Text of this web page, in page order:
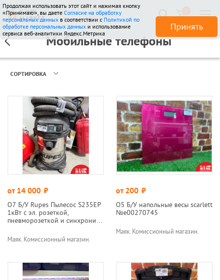
510 отзывов
Продолжая использовать этот сайт и нажимая кнопку
«Принимаю», вы даете Согласие на обработку
персональных данных в соответствии с Политикой по
обработке персональных данных и использование
сервиса веб-аналитики Яндекс.Метрика
Принять
Мобильные телефоны
СОРТИРОВКА
от 14 000 руб.
О7 Б/У Rupes Пылесос S235EP
1кВт с эл. розеткой,
пневморозеткой и синхрониз
Маяк. Комиссионный магазин.
от 200 руб.
О5 Б/У напольные весы scarlett
№e00270745
Маяк. Комиссионный магазин.